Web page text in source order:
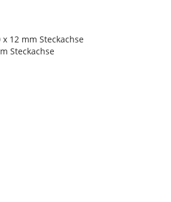
12 mm Steckachse
Steckachse